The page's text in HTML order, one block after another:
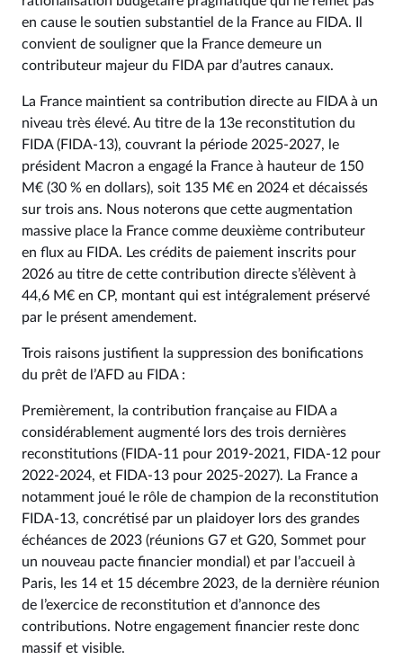
en cause le soutien substantiel de la France au FIDA. Il
convient de souligner que la France demeure un
contributeur majeur du FIDA par d’autres canaux.
La France maintient sa contribution directe au FIDA à un
niveau très élevé. Au titre de la 13e reconstitution du
FIDA (FIDA-13), couvrant la période 2025‑2027, le
président Macron a engagé la France à hauteur de 150
M€ (30 % en dollars), soit 135 M€ en 2024 et décaissés
sur trois ans. Nous noterons que cette augmentation
massive place la France comme deuxième contributeur
en flux au FIDA. Les crédits de paiement inscrits pour
2026 au titre de cette contribution directe s’élèvent à
44,6 M€ en CP, montant qui est intégralement préservé
par le présent amendement.
Trois raisons justifient la suppression des bonifications
du prêt de l’AFD au FIDA :
Premièrement, la contribution française au FIDA a
considérablement augmenté lors des trois dernières
reconstitutions (FIDA-11 pour 2019‑2021, FIDA-12 pour
2022‑2024, et FIDA-13 pour 2025‑2027). La France a
notamment joué le rôle de champion de la reconstitution
FIDA-13, concrétisé par un plaidoyer lors des grandes
échéances de 2023 (réunions G7 et G20, Sommet pour
un nouveau pacte financier mondial) et par l’accueil à
Paris, les 14 et 15 décembre 2023, de la dernière réunion
de l’exercice de reconstitution et d’annonce des
contributions. Notre engagement financier reste donc
massif et visible.